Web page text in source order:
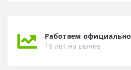
Работаем официально
19 лет на рынке